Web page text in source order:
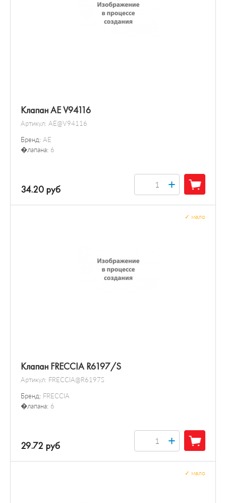
Клапан AE V94116
Артикул: AE@V94116
Бренд: AE
�лапана: 6
34.20 руб +
Клапан FRECCIA R6197/S
Артикул: FRECCIA@R6197S
Бренд: FRECCIA
�лапана: 6
мало
29.72 руб +
мало